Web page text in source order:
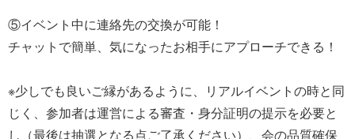
⑤イベント中に連絡先の交換が可能！
チャットで簡単、気になったお相手にアプローチできる！
※少しでも良いご縁があるように、リアルイベントの時と同
じく、参加者は運営による審査・身分証明の提示を必要と
し（最後は抽選となる点ご了承ください）、会の品質確保